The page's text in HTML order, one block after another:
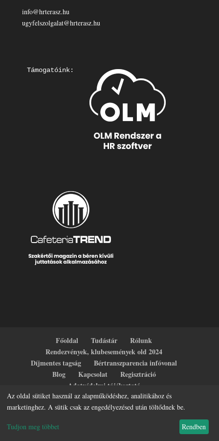
info@hrterasz.hu
ugyfelszolgalat@hrterasz.hu
Támogatóink:
Főoldal Tudástár
Rólunk
Rendezvények, klubesemények old 2024
Díjmentes tagság
Bértranszparencia infóvonal
Blog
Kapcsolat
Regisztráció
Adatvédelmi tájékoztató
Az oldal sütiket használ az alapműködéshez, analitikához és
marketinghez. A sütik csak az engedélyezésed után töltődnek be.
Tudjon meg többet Rendben